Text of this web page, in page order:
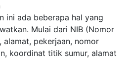
ini ada beberapa hal yang
Mulai dari NIB (Nomor
alamat, pekerjaan, nomor
koordinat titik sumur, alamat